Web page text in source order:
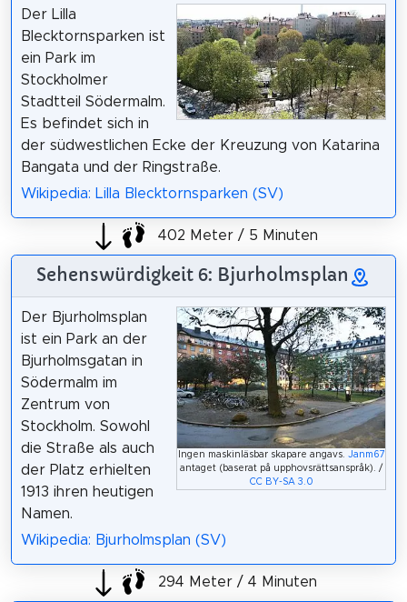
Der Lilla
Blecktornsparken ist
ein Park im
Stockholmer
Stadtteil Södermalm.
Es befindet sich in
der südwestlichen Ecke der Kreuzung von Katarina
Bangata und der Ringstraße.
Wikipedia: Lilla Blecktornsparken (SV)
402 Meter / 5 Minuten
Sehenswürdigkeit 6: Bjurholmsplan
Ingen maskinläsbar skapare angavs. Janm67
antaget (baserat på upphovsrättsanspråk). /
CC BY-SA 3.0
Der Bjurholmsplan
ist ein Park an der
Bjurholmsgatan in
Södermalm im
Zentrum von
Stockholm. Sowohl
die Straße als auch
der Platz erhielten
1913 ihren heutigen
Namen.
Wikipedia: Bjurholmsplan (SV)
294 Meter / 4 Minuten